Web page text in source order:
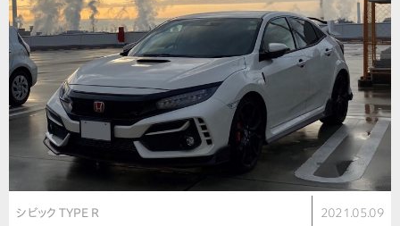
シビック TYPE R 2021.05.09